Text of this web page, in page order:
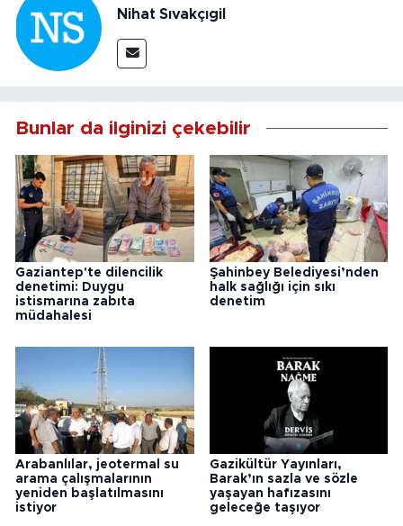
Nihat Sıvakçıgil
Bunlar da ilginizi çekebilir
Gaziantep'te dilencilik
denetimi: Duygu
istismarına zabıta
müdahalesi
Şahinbey Belediyesi’nden
halk sağlığı için sıkı
denetim
Arabanlılar, jeotermal su
arama çalışmalarının
yeniden başlatılmasını
istiyor
Gazikültür Yayınları,
Barak’ın sazla ve sözle
yaşayan hafızasını
geleceğe taşıyor